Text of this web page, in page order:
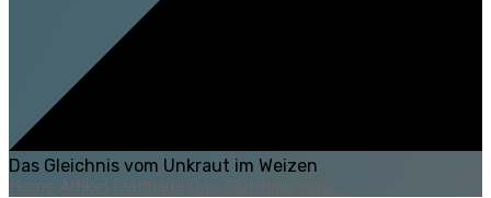
Das Gleichnis vom Unkraut im Weizen
Home Artikel Matthäus